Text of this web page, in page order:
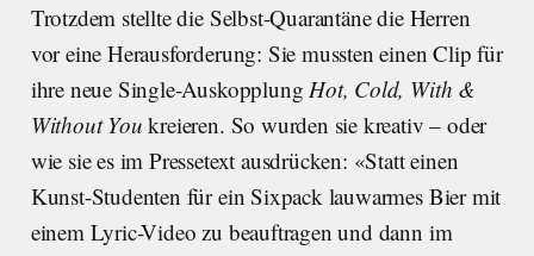
Trotzdem stellte die Selbst-Quarantäne die Herren
vor eine Herausforderung: Sie mussten einen Clip für
ihre neue Single-Auskopplung Hot, Cold, With &
Without Youkreieren. So wurden sie kreativ – oder
wie sie es im Pressetext ausdrücken: «Statt einen
Kunst-Studenten für ein Sixpack lauwarmes Bier mit
einem Lyric-Video zu beauftragen und dann im